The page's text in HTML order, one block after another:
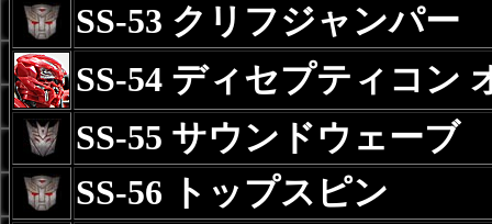
SS-53 クリフジャンパー
SS-54 ディセプティコン
SS-55 サウンドウェーブ
SS-56 トップスピン